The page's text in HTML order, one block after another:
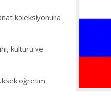
koleksiyonuna
kültürü ve
öğretim